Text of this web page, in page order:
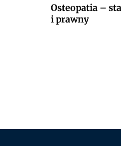
Osteopatia –
i prawny